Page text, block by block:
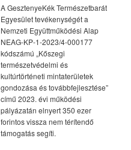
A GesztenyeKék Természetbarát
Egyesület tevékenységét a
Nemzeti Együttműködési Alap
NEAG-KP-1-2023/4-000177
kódszámú „Kőszegi
természetvédelmi és
kultúrtörténeti mintaterületek
gondozása és továbbfejlesztése”
című 2023. évi működési
pályázatán elnyert 350 ezer
forintos vissza nem térítendő
támogatás segíti.